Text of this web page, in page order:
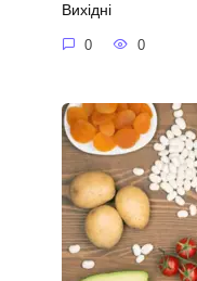
Вихідні
0 0